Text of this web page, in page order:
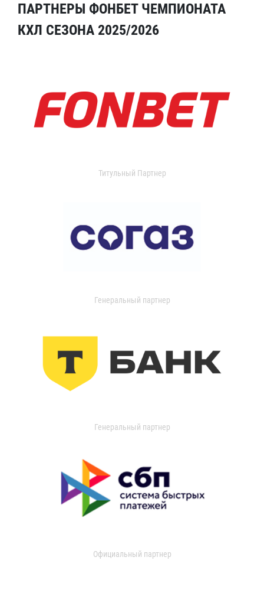
ПАРТНЕРЫ ФОНБЕТ ЧЕМПИОНАТА
КХЛ СЕЗОНА 2025/2026
Титульный Партнер
Генеральный партнер
Генеральный партнер
Официальный партнер